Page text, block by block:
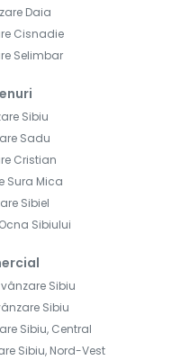
Daia
Cisnadie
Selimbar
Sibiu
Sadu
Cristian
Sura Mica
Sibiel
Sibiului
Sibiu
Sibiu
Sibiu, Central
Sibiu, Nord-Vest